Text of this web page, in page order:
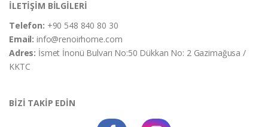
İLETİŞİM BİLGİLERİ
Telefon: +90 548 840 80 30
Email:info@renoirhome.com
Adres: İsmet İnonü Bulvarı No:50 Dükkan No: 2 Gazimağusa /
KKTC
BİZİ TAKİP EDİN